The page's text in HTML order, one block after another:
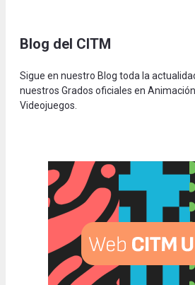
Blog del CITM
Sigue en nuestro Blog toda la
nuestros Grados oficiales en
Videojuegos.